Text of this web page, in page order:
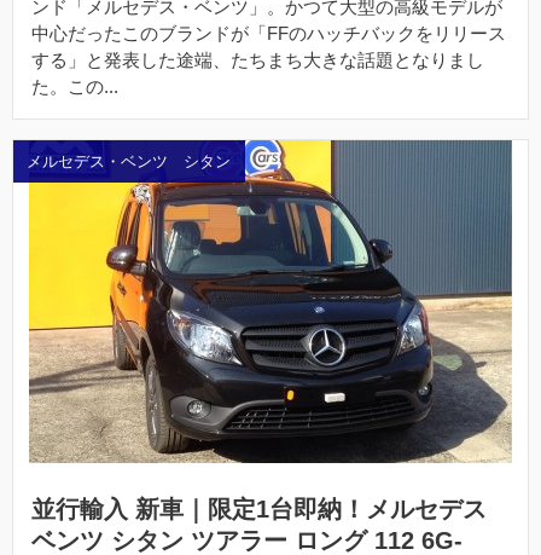
ンド「メルセデス・ベンツ」。かつて大型の高級モデルが
中心だったこのブランドが「FFのハッチバックをリリース
する」と発表した途端、たちまち大きな話題となりまし
た。この...
メルセデス・ベンツ シタン
並行輸入 新車｜限定1台即納！メルセデス
ベンツ シタン ツアラー ロング 112 6G-